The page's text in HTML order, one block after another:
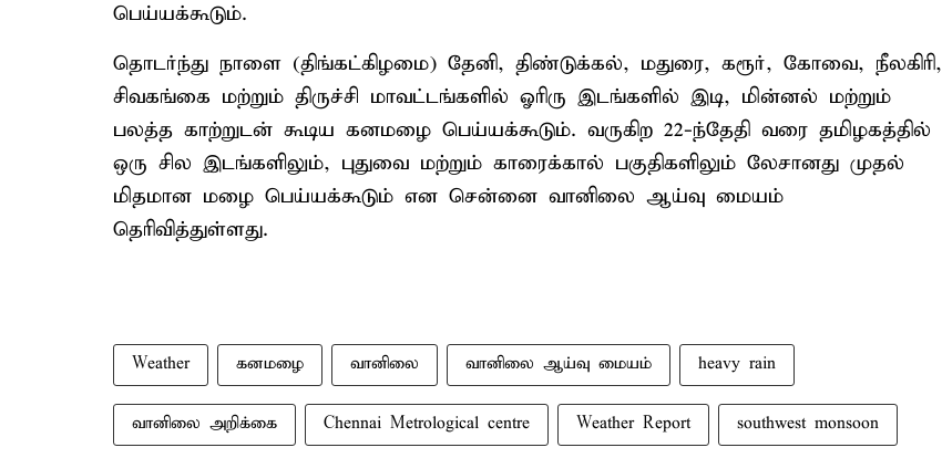
பெய்யக்கூடும்.
தொடர்ந்து நாளை (திங்கட்கிழமை) தேனி, திண்டுக்கல், மதுரை, கரூர், கோவை, நீலகிரி,
சிவகங்கை மற்றும் திருச்சி மாவட்டங்களில் ஓரிரு இடங்களில் இடி, மின்னல் மற்றும்
பலத்த காற்றுடன் கூடிய கனமழை பெய்யக்கூடும். வருகிற 22-ந்தேதி வரை தமிழகத்தில்
ஒரு சில இடங்களிலும், புதுவை மற்றும் காரைக்கால் பகுதிகளிலும் லேசானது முதல்
மிதமான மழை பெய்யக்கூடும் என சென்னை வானிலை ஆய்வு மையம்
தெரிவித்துள்ளது.
Weather கனமழை வானிலை வானிலை ஆய்வு மையம் heavy rain
வானிலை அறிக்கை Chennai Metrological centre Weather Report southwest monsoon